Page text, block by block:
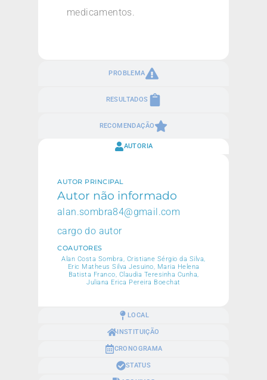
PROBLEMA
RESULTADOS
RECOMENDAÇÃO
medicamentos.
AUTORIA
LOCAL
INSTITUIÇÃO
CRONOGRAMA
STATUS
AUTOR PRINCIPAL
Autor não informado
alan.sombra84@gmail.com
cargo do autor
COAUTORES
Alan Costa Sombra, Cristiane Sérgio da Silva,
Eric Matheus Silva Jesuino, Maria Helena
Batista Franco, Claudia Teresinha Cunha,
Juliana Erica Pereira Boechat